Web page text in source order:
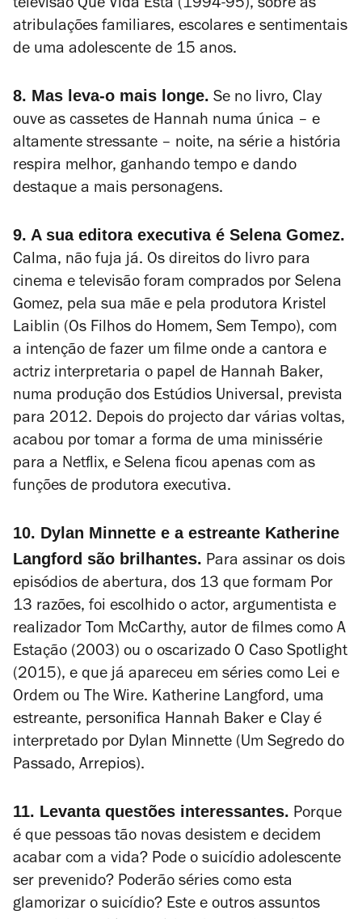
televisão Que Vida Esta (1994-95), sobre as
atribulações familiares, escolares e sentimentais
de uma adolescente de 15 anos.
8. Mas leva-o mais longe. Se no livro, Clay
ouve as cassetes de Hannah numa única – e
altamente stressante – noite, na série a história
respira melhor, ganhando tempo e dando
destaque a mais personagens.
9. A sua editora executiva é Selena Gomez.
Calma, não fuja já. Os direitos do livro para
cinema e televisão foram comprados por Selena
Gomez, pela sua mãe e pela produtora Kristel
Laiblin (Os Filhos do Homem, Sem Tempo), com
a intenção de fazer um filme onde a cantora e
actriz interpretaria o papel de Hannah Baker,
numa produção dos Estúdios Universal, prevista
para 2012. Depois do projecto dar várias voltas,
acabou por tomar a forma de uma minissérie
para a Netflix, e Selena ficou apenas com as
funções de produtora executiva.
10. Dylan Minnette e a estreante Katherine
Langford são brilhantes. Para assinar os dois
episódios de abertura, dos 13 que formam Por
13 razões, foi escolhido o actor, argumentista e
realizador Tom McCarthy, autor de filmes como A
Estação (2003) ou o oscarizado O Caso Spotlight
(2015), e que já apareceu em séries como Lei e
Ordem ou The Wire. Katherine Langford, uma
estreante, personifica Hannah Baker e Clay é
interpretado por Dylan Minnette (Um Segredo do
Passado, Arrepios).
11. Levanta questões interessantes. Porque
é que pessoas tão novas desistem e decidem
acabar com a vida? Pode o suicídio adolescente
ser prevenido? Poderão séries como esta
glamorizar o suicídio? Este e outros assuntos